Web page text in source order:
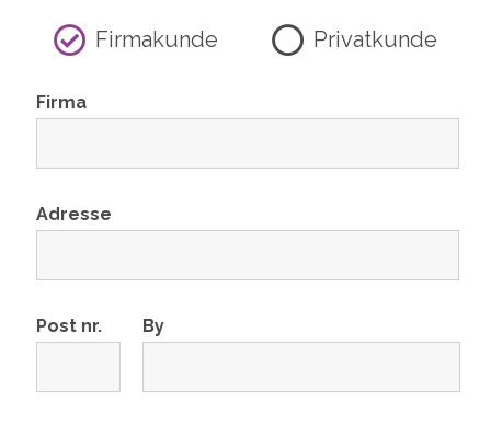
Firmakunde Privatkunde
Firma
Adresse
Post nr. By